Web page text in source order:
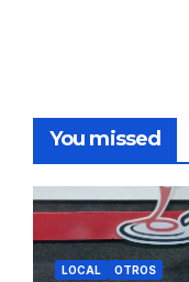
You missed
LOCAL OTROS